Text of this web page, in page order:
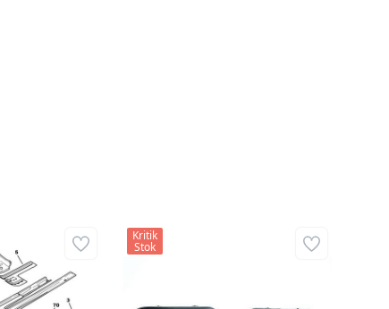
Kritik
Stok